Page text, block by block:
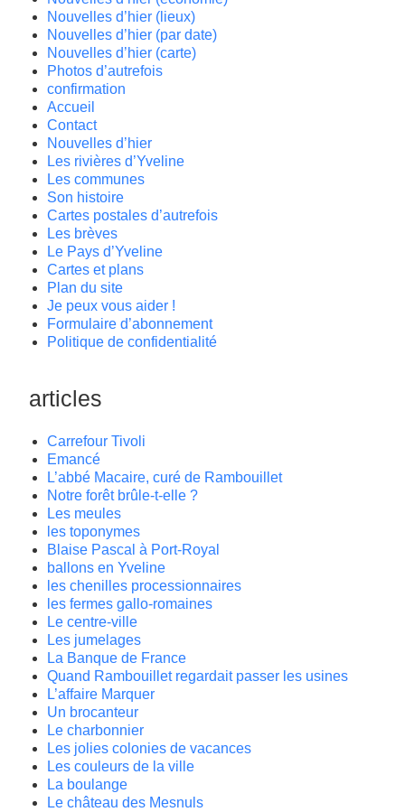
Nouvelles d’hier (lieux)
Nouvelles d’hier (par date)
Nouvelles d’hier (carte)
Photos d’autrefois
confirmation
Accueil
Contact
Nouvelles d’hier
Les rivières d’Yveline
Les communes
Son histoire
Cartes postales d’autrefois
Les brèves
Le Pays d’Yveline
Cartes et plans
Plan du site
Je peux vous aider !
Formulaire d’abonnement
Politique de confidentialité
articles
Carrefour Tivoli
Emancé
L’abbé Macaire, curé de Rambouillet
Notre forêt brûle-t-elle ?
Les meules
les toponymes
Blaise Pascal à Port-Royal
ballons en Yveline
les chenilles processionnaires
les fermes gallo-romaines
Le centre-ville
Les jumelages
La Banque de France
Quand Rambouillet regardait passer les usines
L’affaire Marquer
Un brocanteur
Le charbonnier
Les jolies colonies de vacances
Les couleurs de la ville
La boulange
Le château des Mesnuls